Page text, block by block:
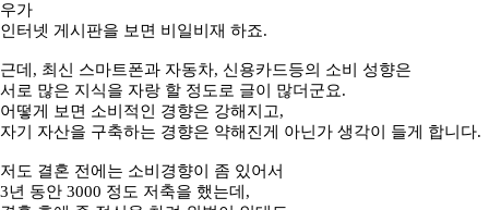
우가
인터넷 게시판을 보면 비일비재 하죠.
근데, 최신 스마트폰과 자동차, 신용카드등의 소비 성향은
서로 많은 지식을 자랑 할 정도로 글이 많더군요.
어떻게 보면 소비적인 경향은 강해지고,
자기 자산을 구축하는 경향은 약해진게 아닌가 생각이 들게 합니다.
저도 결혼 전에는 소비경향이 좀 있어서
3년 동안 3000 정도 저축을 했는데,